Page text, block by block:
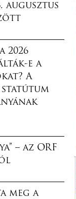
augusztus
2026
e a
A
– az ORF
meg a